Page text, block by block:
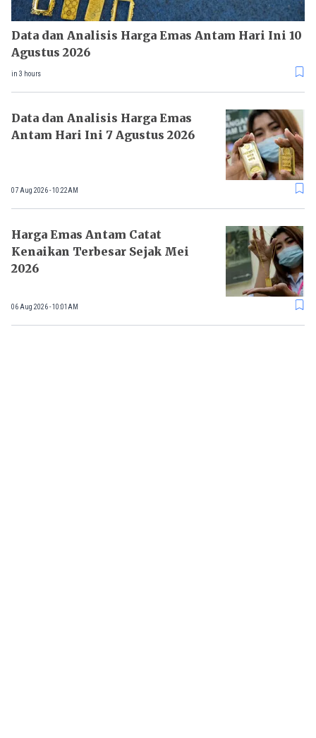
Data dan Analisis Harga Emas Antam Hari Ini 10
Agustus 2026
in 3 hours
Data dan Analisis Harga Emas
Antam Hari Ini 7 Agustus 2026
07 Aug 2026 - 10:22AM
Harga Emas Antam Catat
Kenaikan Terbesar Sejak Mei
2026
06 Aug 2026 - 10:01AM